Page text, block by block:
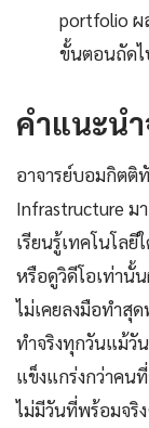
portfolio ผ
ขั้นตอนถัดไ
คำแนะน
อาจารย์บอมกิตติ
Infrastructure ม
เรียนรู้เทคโนโล
หรือดูวิดีโอเท่านั้
ไม่เคยลงมือทำสุ
ทำจริงทุกวันแม้วั
แข็งแกร่งกว่าคน
ไม่มีวันที่พร้อมจริ